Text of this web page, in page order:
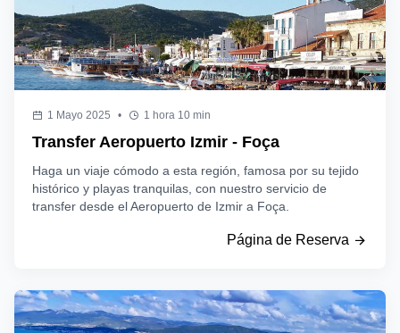
1 Mayo 2025 • 1 hora 10 min
Transfer Aeropuerto Izmir - Foça
Haga un viaje cómodo a esta región, famosa por su tejido
histórico y playas tranquilas, con nuestro servicio de
transfer desde el Aeropuerto de Izmir a Foça.
Página de Reserva